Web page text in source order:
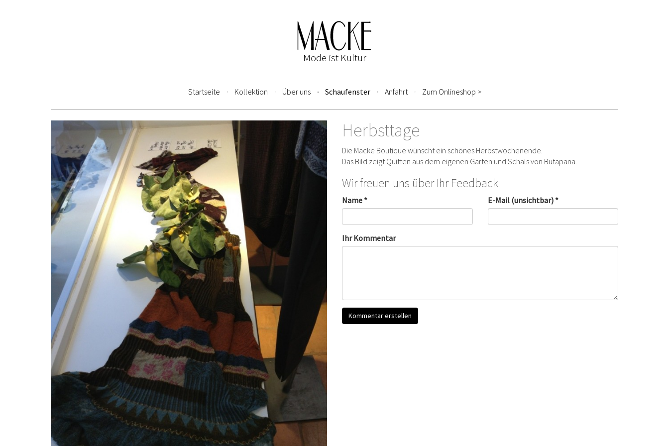
Mode ist Kultur
Startseite Kollektion Über uns Schaufenster Anfahrt Zum Onlineshop >
Herbsttage
Die Macke Boutique wünscht ein schönes Herbstwochenende.
Das Bild zeigt Quitten aus dem eigenen Garten und Schals von Butapana.
Wir freuen uns über Ihr Feedback
Name * E-Mail (unsichtbar) *
Ihr Kommentar